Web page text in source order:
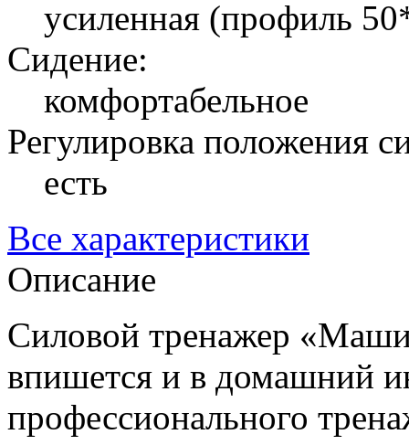
усиленная (профиль
Сидение:
комфортабельное
Регулировка положения
есть
Все характеристики
Описание
Силовой тренажер
впишется и в домашний
профессионального